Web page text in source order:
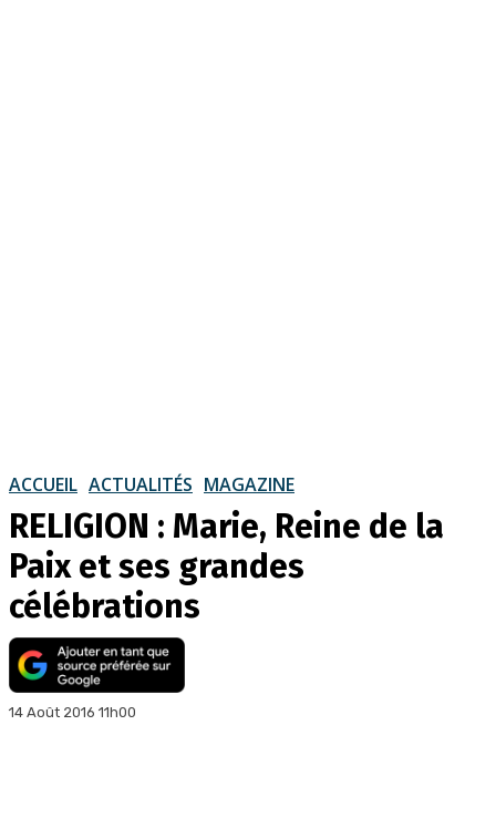
ACCUEIL ACTUALITÉS MAGAZINE
RELIGION : Marie, Reine de la
Paix et ses grandes
célébrations
14 Août 2016 11h00